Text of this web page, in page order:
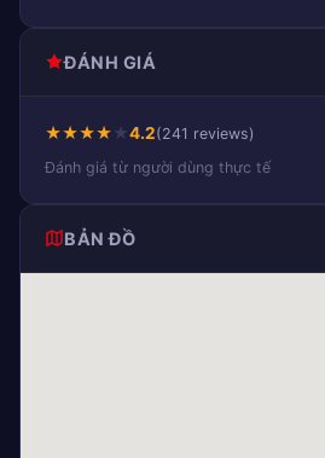
ĐÁNH GIÁ
★★★★★4.2(241 reviews)
Đánh giá từ người dùng thực tế
BẢN ĐỒ